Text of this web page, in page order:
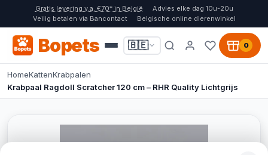
Gratis levering v.a. €70* in België
Advies elke dag 10u-20u
Veilig betalen via Bancontact
Belgische online dierenwinkel
Bopets 🇧🇪 0
HomeKattenKrabpalen
Krabpaal Ragdoll Scratcher 120 cm – RHR Quality Lichtgrijs